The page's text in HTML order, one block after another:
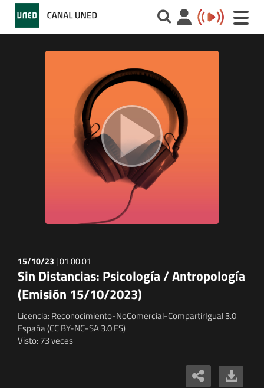
Toggle
15/10/23 |01:00:01
Sin Distancias: Psicología / Antropología
(Emisión 15/10/2023)
Licencia: Reconocimiento-NoComercial-CompartirIgual 3.0
España (CC BY-NC-SA 3.0 ES)
Visto: 73 veces